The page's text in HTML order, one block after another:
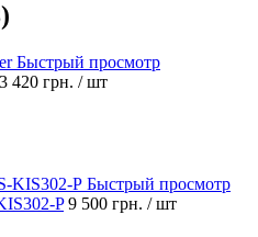
Быстрый просмотр
3 420 грн. / шт
Быстрый просмотр
P 9 500 грн. / шт